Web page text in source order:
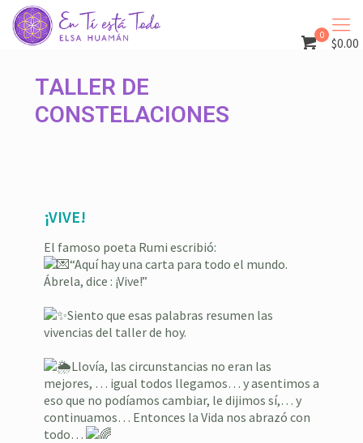
0 $0.00
TALLER DE
CONSTELACIONES
¡VIVE!
El famoso poeta Rumi escribió:
“Aquí hay una carta para todo el mundo.
Ábrela, dice : ¡Vive!”
Siento que esas palabras resumen las
vivencias del taller de hoy.
Llovía, las circunstancias no eran las
mejores, … igual todos llegamos… y asentimos a
eso que no podíamos cambiar, le dijimos sí,… y
continuamos… Entonces la Vida nos abrazó con
todo…